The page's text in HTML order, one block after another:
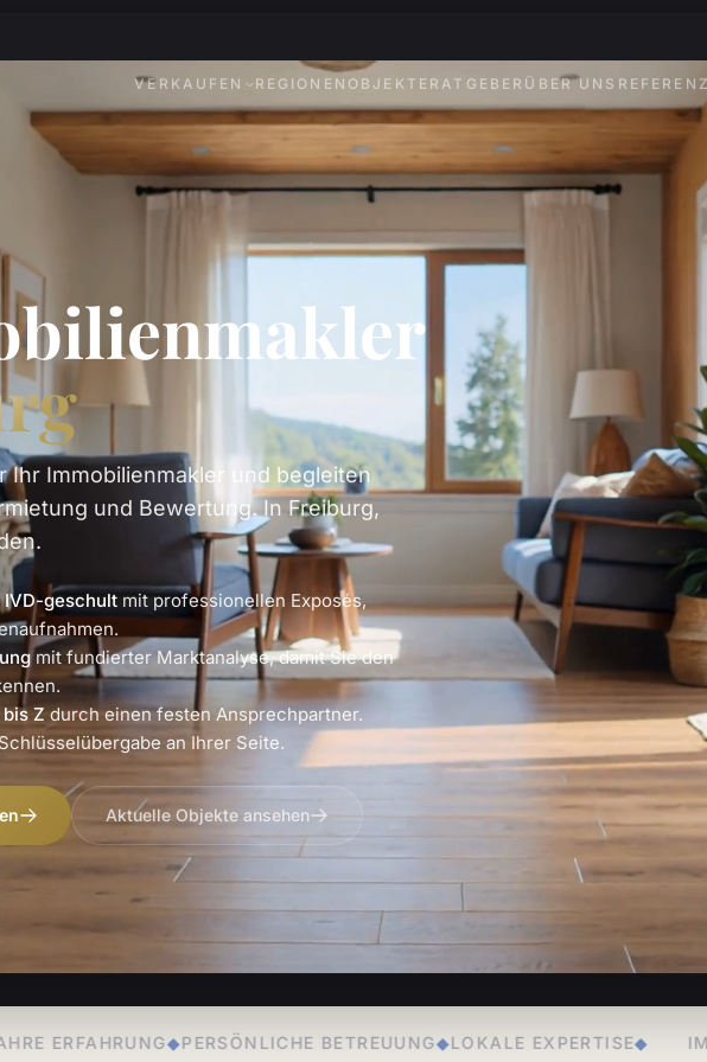
VERKAUFEN REGIONEN OBJEKTE RATGEBER ÜBER UNS
Ihr Immobilienmakler und begleiten
und Bewertung. In Freiburg,
IVD-geschult mit professionellen Exposés,
mit fundierter Marktanalyse, damit Sie den
Zdurch einen festen Ansprechpartner.
an Ihrer Seite.
Aktuelle Objekte ansehen
BETREUUNG◆LOKALE EXPERTISE◆ IMMOBILIENVERKAUF ◆